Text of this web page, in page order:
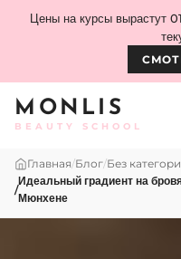
Skip to content
MONLIS
BEAUTY SCHOOL
Цены на курсы вырастут
Главная/Блог/Без
/
Идеальный градиент на
Мюнхене